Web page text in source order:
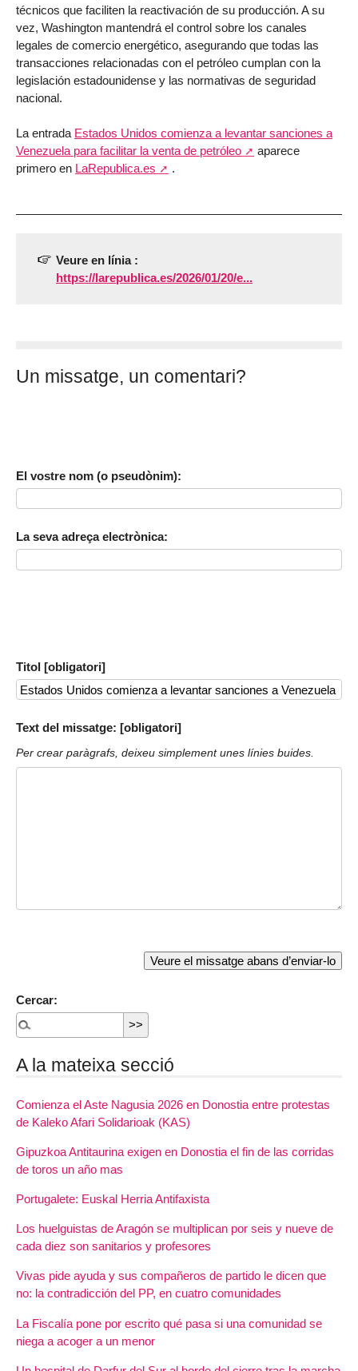
técnicos que faciliten la reactivación de su producción. A su
vez, Washington mantendrá el control sobre los canales
legales de comercio energético, asegurando que todas las
transacciones relacionadas con el petróleo cumplan con la
legislación estadounidense y las normativas de seguridad
nacional.
La entrada Estados Unidos comienza a levantar sanciones a
Venezuela para facilitar la venta de petróleo
aparece
primero en LaRepublica.es .
Veure en línia :
https://larepublica.es/2026/01/20/e...
Un missatge, un comentari?
El vostre nom (o pseudònim):
La seva adreça electrònica:
Titol [obligatori]
Text del missatge: [obligatori]
Per crear paràgrafs, deixeu simplement unes línies buides.
Cercar:
A la mateixa secció
Comienza el Aste Nagusia 2026 en Donostia entre protestas
de Kaleko Afari Solidarioak (KAS)
Gipuzkoa Antitaurina exigen en Donostia el fin de las corridas
de toros un año mas
Portugalete: Euskal Herria Antifaxista
Los huelguistas de Aragón se multiplican por seis y nueve de
cada diez son sanitarios y profesores
Vivas pide ayuda y sus compañeros de partido le dicen que
no: la contradicción del PP, en cuatro comunidades
La Fiscalía pone por escrito qué pasa si una comunidad se
niega a acoger a un menor